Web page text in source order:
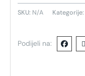
SKU: N/A Kategorije:
Podijeli na: